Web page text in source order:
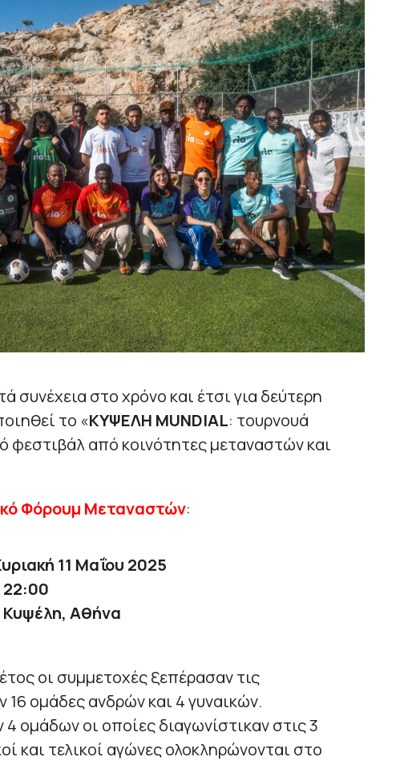
συνέχεια στο χρόνο και έτσι για δεύτερη
το «ΚΥΨΕΛΗ MUNDIAL: τουρνουά
φεστιβάλ από κοινότητες μεταναστών και
Φόρουμ Μεταναστών:
11 Μαΐου 2025
22:00
Αθήνα
οι συμμετοχές ξεπέρασαν τις
ομάδες ανδρών και 4 γυναικών.
ομάδων οι οποίες διαγωνίστικαν στις 3
και τελικοί αγώνες ολοκληρώνονται στο